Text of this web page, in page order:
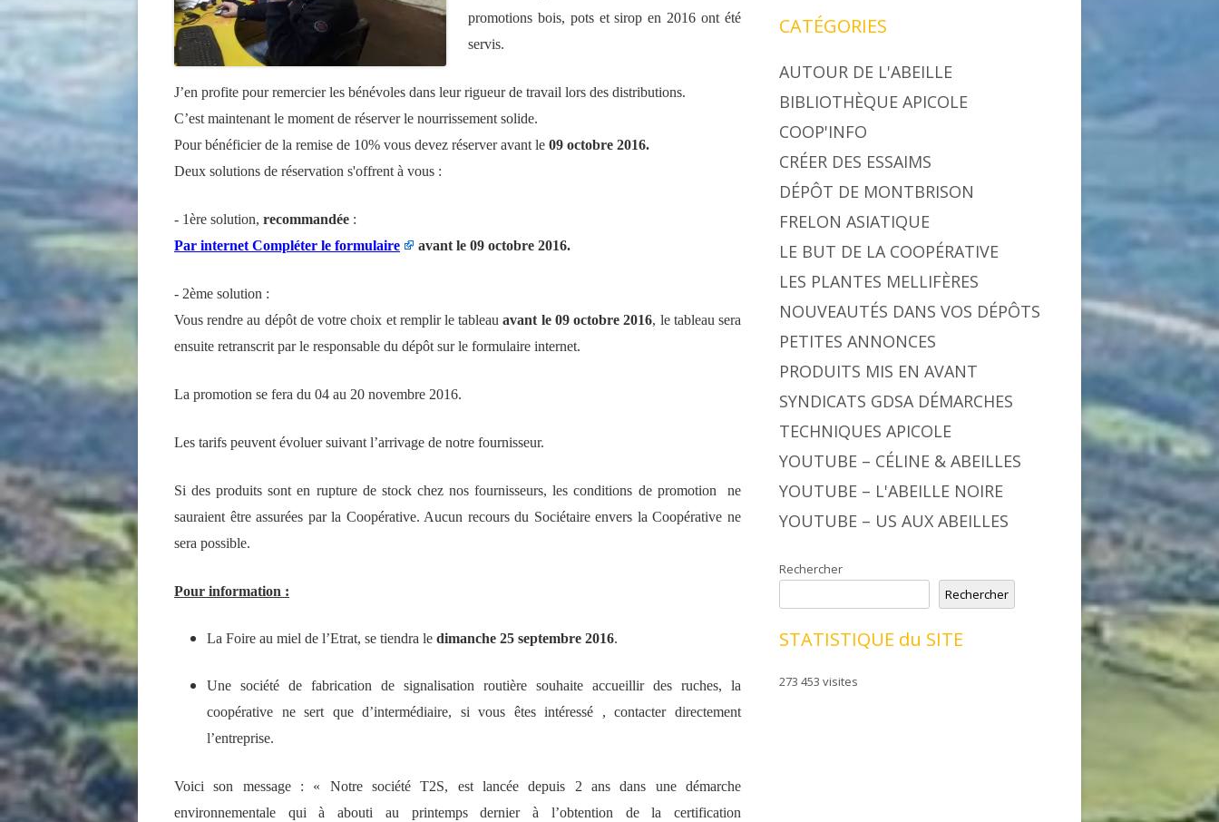
promotions bois, pots et sirop en 2016 ont été
servis.
J’en profite pour remercier les bénévoles dans leur rigueur de travail lors des distributions.
C’est maintenant le moment de réserver le nourrissement solide.
Pour bénéficier de la remise de 10% vous devez réserver avant le 09 octobre 2016.
Deux solutions de réservation s'offrent à vous :
- 1ère solution, recommandée :
Par internet Compléter le formulaire
avant le 09 octobre 2016.
- 2ème solution :
Vous rendre au dépôt de votre choix et remplir le tableauavant le 09 octobre 2016, le tableau sera
ensuite retranscrit par le responsable du dépôt sur le formulaire internet.
La promotion se fera du 04 au 20 novembre 2016.
Les tarifs peuvent évoluer suivant l’arrivage de notre fournisseur.
Si des produits sont en rupture de stock chez nos fournisseurs, les conditions de promotion ne
sauraient être assurées par la Coopérative. Aucun recours du Sociétaire envers la Coopérative ne
sera possible.
Pour information :
La Foire au miel de l’Etrat, se tiendra le dimanche 25 septembre 2016.
Une société de fabrication de signalisation routière souhaite accueillir des ruches, la
coopérative ne sert que d’intermédiaire, si vous êtes intéressé , contacter directement
l’entreprise.
Voici son message : « Notre société T2S, est lancée depuis 2 ans dans une démarche
environnementale qui à abouti au printemps dernier à l’obtention de la certification
CATÉGORIES
AUTOUR DE L'ABEILLE
BIBLIOTHÈQUE APICOLE
COOP'INFO
CRÉER DES ESSAIMS
DÉPÔT DE MONTBRISON
FRELON ASIATIQUE
LE BUT DE LA COOPÉRATIVE
LES PLANTES MELLIFÈRES
NOUVEAUTÉS DANS VOS DÉPÔTS
PETITES ANNONCES
PRODUITS MIS EN AVANT
SYNDICATS GDSA DÉMARCHES
TECHNIQUES APICOLE
YOUTUBE – CÉLINE & ABEILLES
YOUTUBE – L'ABEILLE NOIRE
YOUTUBE – US AUX ABEILLES
Rechercher
Rechercher
STATISTIQUE du SITE
273 453 visites